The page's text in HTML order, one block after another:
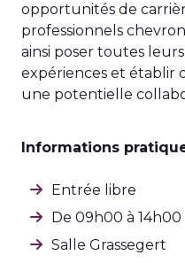
opportunités de
professionnels
ainsi poser toutes
expériences et établir
une potentielle
Informations
Entrée libre
De 09h00 à 14h00
Salle Grassegert